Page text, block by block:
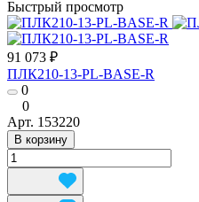
Быстрый просмотр
91 073 ₽
ПЛК210-13-PL-BASE-R
0
0
Арт. 153220
В корзину